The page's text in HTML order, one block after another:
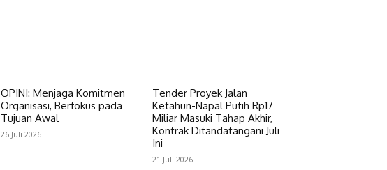
OPINI: Menjaga Komitmen
Organisasi, Berfokus pada
Tujuan Awal
26 Juli 2026
Tender Proyek Jalan
Ketahun-Napal Putih Rp17
Miliar Masuki Tahap Akhir,
Kontrak Ditandatangani Juli
Ini
21 Juli 2026